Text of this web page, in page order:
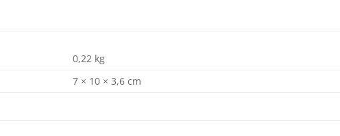
0,22 kg
7 × 10 × 3,6 cm